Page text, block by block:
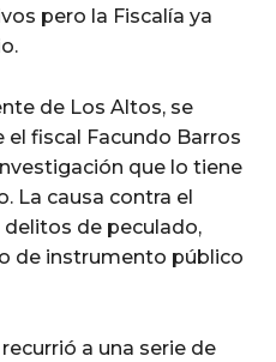
pero la Fiscalía ya
de Los Altos, se
fiscal Facundo Barros
que lo tiene
La causa contra el
de peculado,
de instrumento público
a una serie de